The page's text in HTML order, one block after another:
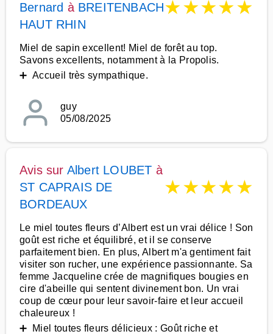
Bernard à BREITENBACH
HAUT RHIN
★★★★★
Miel de sapin excellent! Miel de forêt au top.
Savons excellents, notamment à la Propolis.
➕ Accueil très sympathique.
guy
05/08/2025
Avis sur Albert LOUBET à
ST CAPRAIS DE
BORDEAUX
★★★★★
Le miel toutes fleurs d’Albert est un vrai délice ! Son
goût est riche et équilibré, et il se conserve
parfaitement bien. En plus, Albert m'a gentiment fait
visiter son rucher, une expérience passionnante. Sa
femme Jacqueline crée de magnifiques bougies en
cire d'abeille qui sentent divinement bon. Un vrai
coup de cœur pour leur savoir-faire et leur accueil
chaleureux !
➕ Miel toutes fleurs délicieux : Goût riche et